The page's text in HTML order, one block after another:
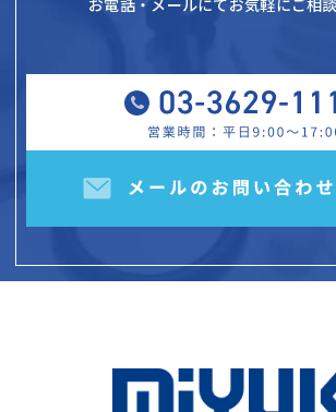
お電話・メールにてお気軽にご相